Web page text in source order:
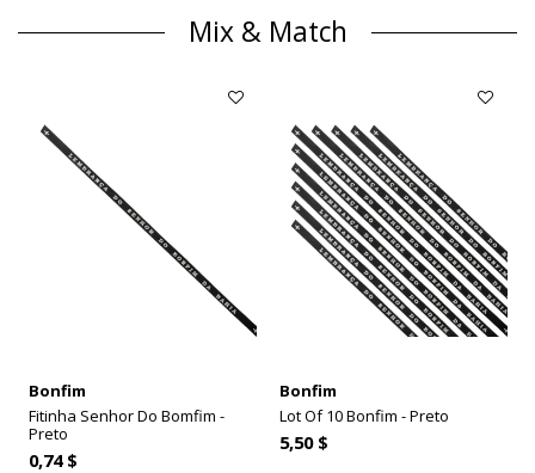
Mix & Match
Bonfim
Fitinha Senhor Do Bomfim -
Preto
0,74 $
Bonfim
Lot Of 10 Bonfim - Preto
5,50 $